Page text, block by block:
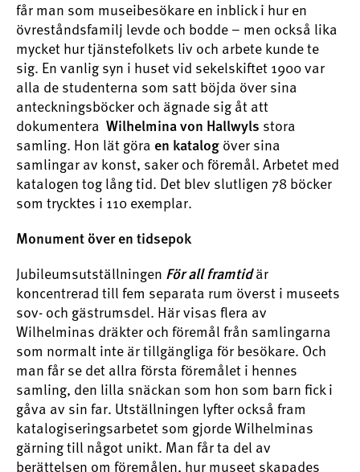
får man som museibesökare en inblick i hur en
övreståndsfamilj levde och bodde – men också lika
mycket hur tjänstefolkets liv och arbete kunde te
sig. En vanlig syn i huset vid sekelskiftet 1900 var
alla de studenterna som satt böjda över sina
anteckningsböcker och ägnade sig åt att
dokumentera Wilhelmina von Hallwyls stora
samling. Hon lät göra en katalog över sina
samlingar av konst, saker och föremål. Arbetet med
katalogen tog lång tid. Det blev slutligen 78 böcker
som trycktes i 110 exemplar.
Monument över en tidsepok
Jubileumsutställningen För all framtidär
koncentrerad till fem separata rum överst i museets
sov- och gästrumsdel. Här visas flera av
Wilhelminas dräkter och föremål från samlingarna
som normalt inte är tillgängliga för besökare. Och
man får se det allra första föremålet i hennes
samling, den lilla snäckan som hon som barn fick i
gåva av sin far. Utställningen lyfter också fram
katalogiseringsarbetet som gjorde Wilhelminas
gärning till något unikt. Man får ta del av
berättelsen om föremålen, hur museet skapades